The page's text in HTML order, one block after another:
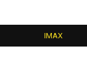
IMAX